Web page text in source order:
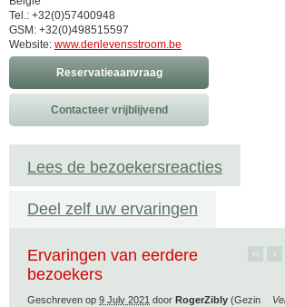
Tel.: +32(0)57400948
GSM: +32(0)498515597
Website: www.denlevensstroom.be
Reservatieaanvraag
Contacteer vrijblijvend
Lees de bezoekersreacties
Deel zelf uw ervaringen
Ervaringen van eerdere
bezoekers
Geschreven op 9 July 2021 door RogerZibly (Gezin